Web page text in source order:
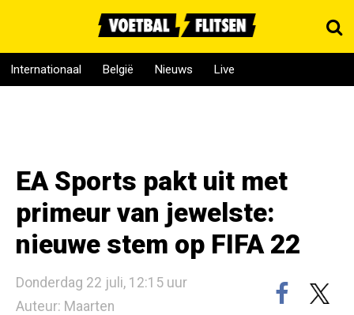
Internationaal België Nieuws Live
EA Sports pakt uit met
primeur van jewelste:
nieuwe stem op FIFA 22
Donderdag 22 juli, 12:15 uur
Auteur: Maarten